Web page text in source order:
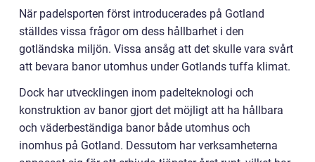
När padelsporten först introducerades på Gotland
ställdes vissa frågor om dess hållbarhet i den
gotländska miljön. Vissa ansåg att det skulle vara svårt
att bevara banor utomhus under Gotlands tuffa klimat.
Dock har utvecklingen inom padelteknologi och
konstruktion av banor gjort det möjligt att ha hållbara
och väderbeständiga banor både utomhus och
inomhus på Gotland. Dessutom har verksamheterna